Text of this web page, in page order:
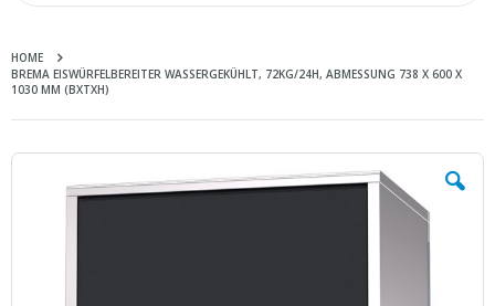
HOME
BREMA EISWÜRFELBEREITER WASSERGEKÜHLT, 72KG/24H, ABMESSUNG 738 X 600 X
1030 MM (BXTXH)
Zum